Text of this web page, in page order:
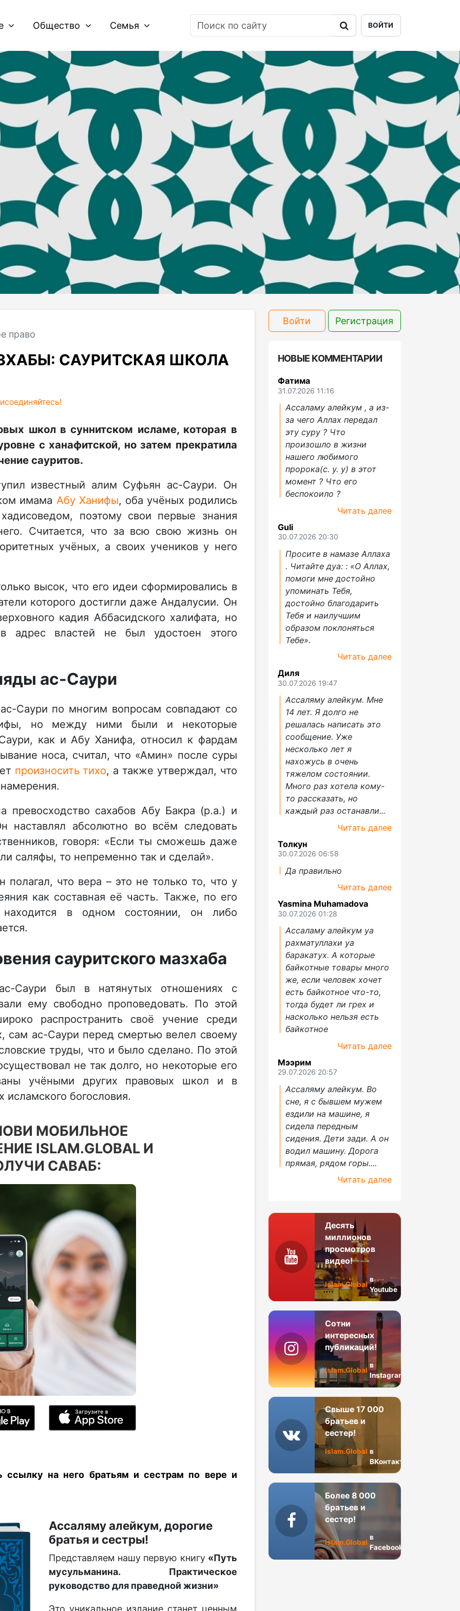
Общество Семья ВОЙТИ
право
САУРИТСКАЯ ШКОЛА
школ в суннитском исламе, которая в
с ханафитской, но затем прекратила
сауритов.
известный алим Суфьян ас-Саури. Он
имама Абу Ханифы, оба учёных родились
поэтому свои первые знания
Считается, что за всю свою жизнь он
учёных, а своих учеников у него
высок, что его идеи сформировались в
которого достигли даже Андалусии. Он
кадия Аббасидского халифата, но
адрес властей не был удостоен этого
ас-Саури
Саури по многим вопросам совпадают со
но между ними были и некоторые
как и Абу Ханифа, относил к фардам
носа, считал, что «Амин» после суры
произносить тихо, а также утверждал, что
превосходство сахабов Абу Бакра (р.а.) и
наставлял абсолютно во всём следовать
говоря: «Если ты сможешь даже
саляфы, то непременно так и сделай».
полагал, что вера – это не только то, что у
как составная её часть. Также, по его
в одном состоянии, он либо
сауритского мазхаба
Саури был в натянутых отношениях с
ему свободно проповедовать. По этой
распространить своё учение среди
сам ас-Саури перед смертью велел своему
труды, что и было сделано. По этой
не так долго, но некоторые его
учёными других правовых школ и в
богословия.
МОБИЛЬНОЕ
ISLAM.GLOBAL И
САВАБ:
ссылку на него братьям и сестрам по вере и
Ассаляму алейкум, дорогие
братья и сестры!
Представляем нашу первую книгу «Путь
мусульманина. Практическое
руководство для праведной жизни»
Войти Регистрация
НОВЫЕ КОММЕНТАРИИ
Фатима
31.07.2026 11:16
Ассаламу алейкум , а из-
за чего Аллах передал
эту суру ? Что
произошло в жизни
нашего любимого
пророка(с. у. у) в этот
момент ? Что его
беспокоило ?
Читать далее
Guli
30.07.2026 20:30
Просите в намазе Аллаха
. Читайте дуа: : «О Аллах,
помоги мне достойно
упоминать Тебя,
достойно благодарить
Тебя и наилучшим
образом поклоняться
Тебе».
Читать далее
Диля
30.07.2026 19:47
Ассаляму алейкум. Мне
14 лет. Я долго не
решалась написать это
сообщение. Уже
несколько лет я
нахожусь в очень
тяжелом состоянии.
Много раз хотела кому-
то рассказать, но
каждый раз останавли...
Читать далее
Толкун
30.07.2026 06:58
Да правильно
Читать далее
Yasmina Muhamadova
30.07.2026 01:28
Ассаламу алейкум уа
рахматуллахи уа
баракатух. А которые
байкотные товары много
же, если человек хочет
есть байкотное что-то,
тогда будет ли грех и
насколько нельзя есть
байкотное
Читать далее
Мээрим
29.07.2026 20:57
Ассаляму алейкум. Во
сне, я с бывшем мужем
ездили на машине, я
сидела передным
сидения. Дети зади. А он
водил машину. Дорога
прямая, рядом горы....
Читать далее
Десять
миллионов
просмотров
видео!
Islam.Global
в
Youtube
Сотни
интересных
публикаций!
Islam.Global
в
Instagram
Свыше 17 000
братьев и
сестер!
Islam.Global в
ВКонтакте
Более 8 000
братьев и
сестер!
Islam.Global
в
Facebook